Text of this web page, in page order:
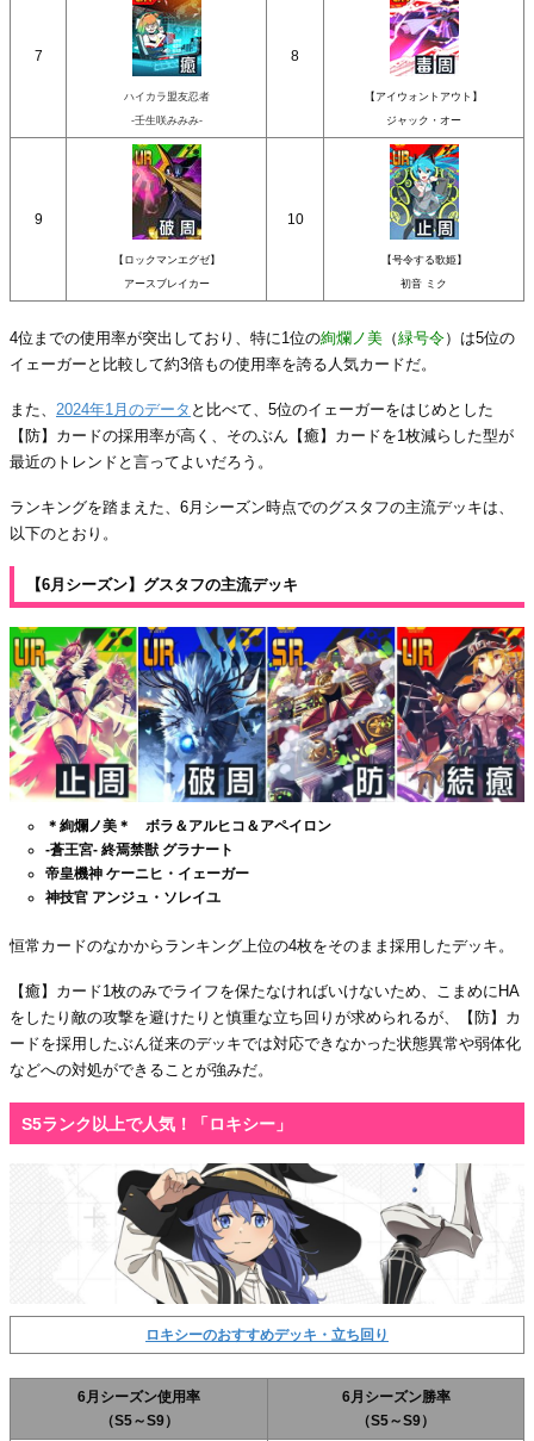
7
ハイカラ盟友忍者
-壬生咲みみみ-
8
【アイウォントアウト】
ジャック・オー
9
【ロックマンエグゼ】
アースブレイカー
10
【号令する歌姫】
初音 ミク
4位までの使用率が突出しており、特に1位の絢爛ノ美 （緑号令）は5位の
イェーガーと比較して約3倍もの使用率を誇る人気カードだ。
また、 2024年1月のデータ と比べて、5位のイェーガーをはじめとした
【防】カードの採用率が高く、そのぶん【癒】カードを1枚減らした型が
最近のトレンドと言ってよいだろう。
ランキングを踏まえた、6月シーズン時点でのグスタフの主流デッキは、
以下のとおり。
【6月シーズン】グスタフの主流デッキ
＊絢爛ノ美＊ ボラ＆アルヒコ＆アペイロン
-蒼王宮- 終焉禁獣 グラナート
帝皇機神 ケーニヒ・イェーガー
神技官 アンジュ・ソレイユ
恒常カードのなかからランキング上位の4枚をそのまま採用したデッキ。
【癒】カード1枚のみでライフを保たなければいけないため、こまめにHA
をしたり敵の攻撃を避けたりと慎重な立ち回りが求められるが、【防】カ
ードを採用したぶん従来のデッキでは対応できなかった状態異常や弱体化
などへの対処ができることが強みだ。
S5ランク以上で人気！「ロキシー」
ロキシーのおすすめデッキ・立ち回り
6月シーズン使用率
（S5～S9）
6月シーズン勝率
（S5～S9）